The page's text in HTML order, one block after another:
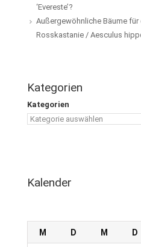
‘Evereste’?
Außergewöhnliche Bäume für
Rosskastanie / Aesculus
Kategorien
Kategorien
Kalender
M D M D